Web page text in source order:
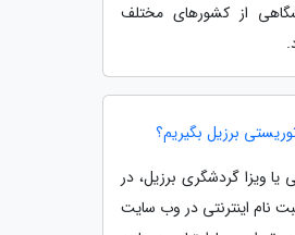
از کشورهای مختلف
برزیل بگیریم؟
یا ویزا گردشگری برزیل، در
نام اینترنتی در وب سایت